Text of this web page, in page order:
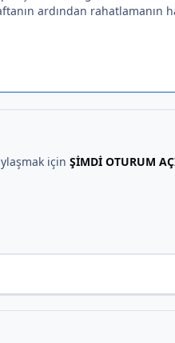
ardından rahatlamanın
için ŞİMDİ OTURUM